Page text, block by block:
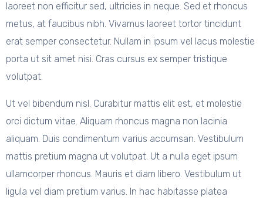
laoreet non efficitur sed, ultricies in neque. Sed et rhoncus
metus, at faucibus nibh. Vivamus laoreet tortor tincidunt
erat semper consectetur. Nullam in ipsum vel lacus molestie
porta ut sit amet nisi. Cras cursus ex semper tristique
volutpat.
Ut vel bibendum nisl. Curabitur mattis elit est, et molestie
orci dictum vitae. Aliquam rhoncus magna non lacinia
aliquam. Duis condimentum varius accumsan. Vestibulum
mattis pretium magna ut volutpat. Ut a nulla eget ipsum
ullamcorper rhoncus. Mauris et diam libero. Vestibulum ut
ligula vel diam pretium varius. In hac habitasse platea